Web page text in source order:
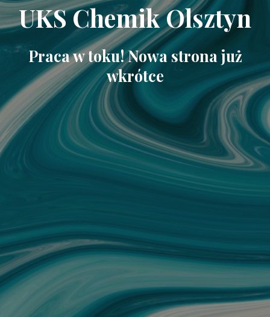
UKS Chemik Olsztyn
Praca w toku! Nowa strona już
wkrótce